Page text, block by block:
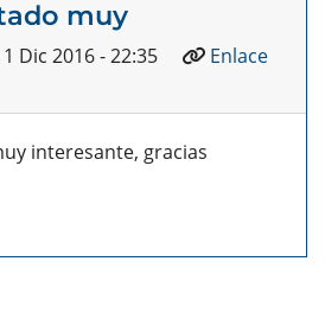
muy
1 Dic 2016 - 22:35
Enlace
interesante, gracias